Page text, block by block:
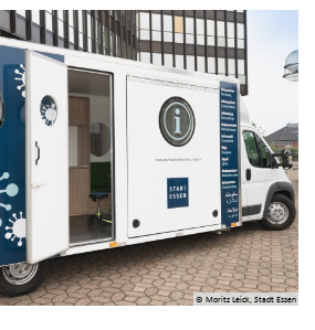
© Moritz Leick, Stadt Essen